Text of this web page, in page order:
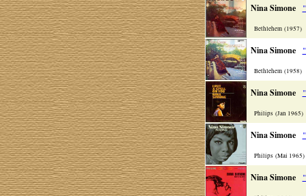
Nina Simone
Bethlehem (1957)
Nina Simone
Bethlehem (1958)
Nina Simone
Philips (Jan 1965)
Nina Simone
Philips (Mai 1965)
Nina Simone